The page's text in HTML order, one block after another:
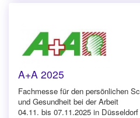
A+A 2025
Fachmesse für den persönlichen
und Gesundheit bei der Arbeit
04.11. bis 07.11.2025 in Düsseldorf